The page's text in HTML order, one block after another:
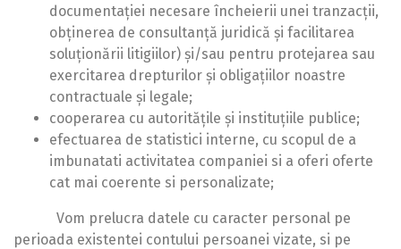
documentației necesare încheierii unei tranzacții,
obținerea de consultanță juridică și facilitarea
soluționării litigiilor) și/sau pentru protejarea sau
exercitarea drepturilor și obligațiilor noastre
contractuale și legale;
cooperarea cu autoritățile și instituțiile publice;
efectuarea de statistici interne, cu scopul de a
imbunatati activitatea companiei si a oferi oferte
cat mai coerente si personalizate;
Vom prelucra datele cu caracter personal pe
perioada existentei contului persoanei vizate, si pe